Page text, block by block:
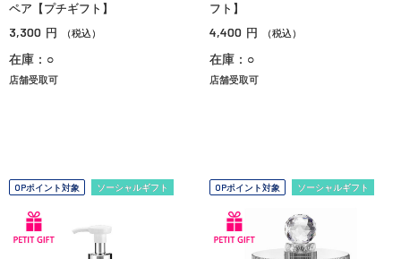
ペア【プチギフト】
3,300 円 （税込）
在庫：○
店舗受取可
フト】
4,400 円 （税込）
在庫：○
店舗受取可
OPポイント対象 ソーシャルギフト OPポイント対象 ソーシャルギフト